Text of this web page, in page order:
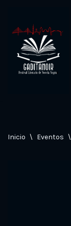
Saltar
contenido
Inicio \ Eventos \